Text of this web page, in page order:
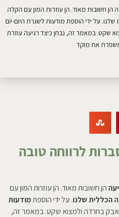
הן חשובות מאוד. הן עוזרות המון עם הקלה
על ידי הוספת מודעות לשגרת היום-יום
שקט. במאמר זה, נבחן כיצד רגיעה עוזרת
משפרת את מוקד
לרווחה טובה
הן חשובות מאוד. הן עוזרות המון עם
הכללית שלנו. על ידי הוספתמודעות
בחרדה ולמצוא שקט. במאמר זה,